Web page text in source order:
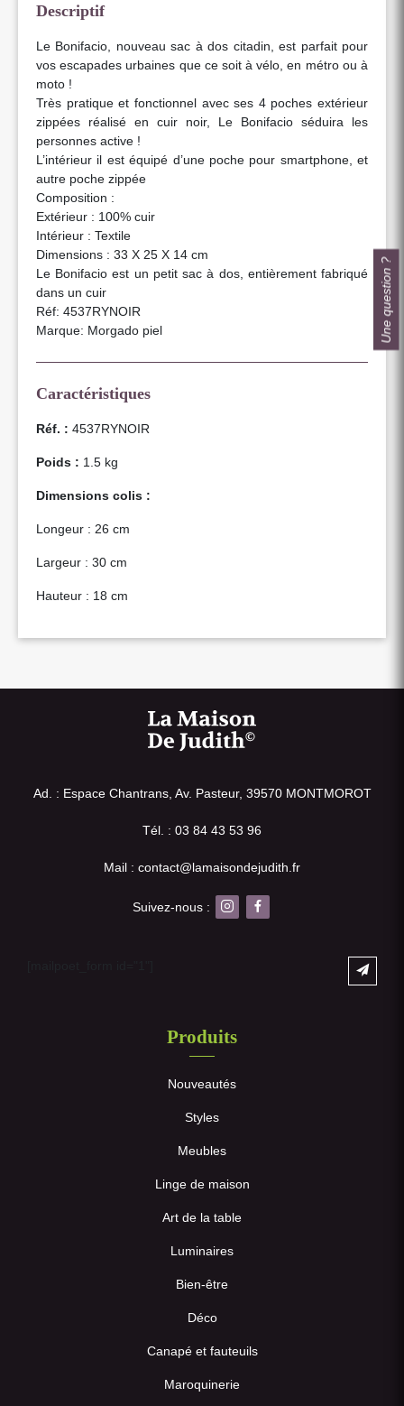
Descriptif
Le Bonifacio, nouveau sac à dos citadin, est parfait pour
vos escapades urbaines que ce soit à vélo, en métro ou à
moto !
Très pratique et fonctionnel avec ses 4 poches extérieur
zippées réalisé en cuir noir, Le Bonifacio séduira les
personnes active !
L’intérieur il est équipé d’une poche pour smartphone, et
autre poche zippée
Composition :
Extérieur : 100% cuir
Intérieur : Textile
Dimensions : 33 X 25 X 14 cm
Le Bonifacio est un petit sac à dos, entièrement fabriqué
dans un cuir
Réf: 4537RYNOIR
Marque: Morgado piel
Caractéristiques
Réf. : 4537RYNOIR
Poids : 1.5 kg
Dimensions colis :
Longeur : 26 cm
Largeur : 30 cm
Hauteur : 18 cm
Ad. : Espace Chantrans, Av. Pasteur, 39570 MONTMOROT
Tél. : 03 84 43 53 96
Mail : contact@lamaisondejudith.fr
Suivez-nous :
Produits
Nouveautés
Styles
Meubles
Linge de maison
Art de la table
Luminaires
Bien-être
Déco
Canapé et fauteuils
Maroquinerie
Une question ?